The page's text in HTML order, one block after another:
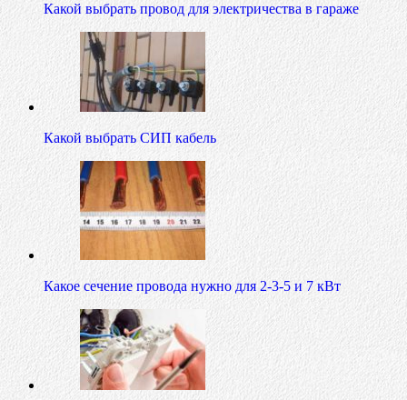
Какой выбрать провод для электричества в гараже
Какой выбрать СИП кабель
Какое сечение провода нужно для 2-3-5 и 7 кВт